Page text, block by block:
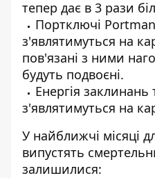
тепер дає в 3 рази
Портключі
з'являтимуться на
пов'язані з ними
будуть подвоєні.
Енергія заклинань
з'являтимуться на
У найближчі місяці
випустять
залишилися: